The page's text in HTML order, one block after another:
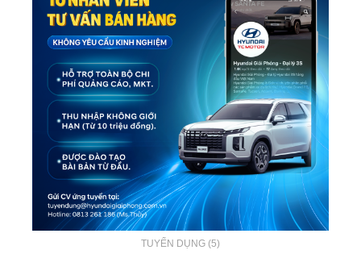
TUYỂN DỤNG (5)